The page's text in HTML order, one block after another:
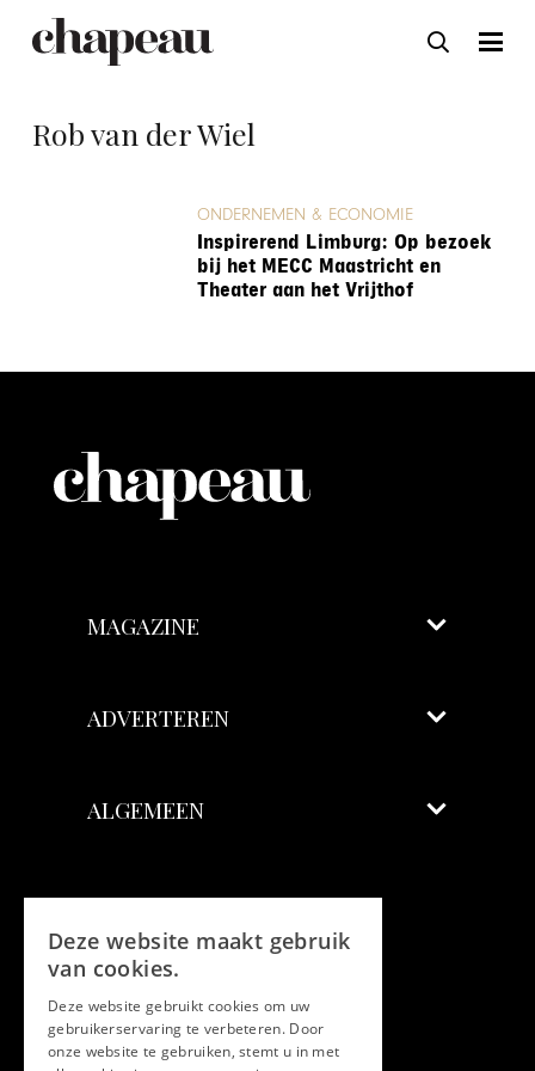
Rob van der Wiel
ONDERNEMEN & ECONOMIE
Inspirerend Limburg: Op bezoek
bij het MECC Maastricht en
Theater aan het Vrijthof
MAGAZINE
ADVERTEREN
ALGEMEEN
Facebook
Twitter
Deze website maakt gebruik
van cookies.
Deze website gebruikt cookies om uw
gebruikerservaring te verbeteren. Door
onze website te gebruiken, stemt u in met